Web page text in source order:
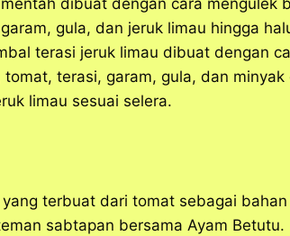
dibuat dengan cara mengulek
gula, dan jeruk limau hingga
terasi jeruk limau dibuat dengan
terasi, garam, gula, dan minyak
limau sesuai selera.
terbuat dari tomat sebagai
sabtapan bersama Ayam Betutu.